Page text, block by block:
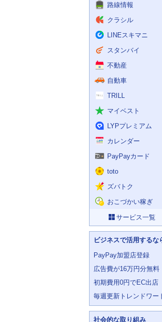
路線情報
クラシル
LINEスキマニ
スタンバイ
不動産
自動車
TRILL
マイベスト
LYPプレミアム
カレンダー
PayPayカード
toto
ズバトク
おこづかい稼ぎ
サービス一覧
ビジネスで活用するな
PayPay加盟店登録
広告費が16万円分無料
初期費用0円でEC出店
毎週更新トレンドワー
社会的な取り組み